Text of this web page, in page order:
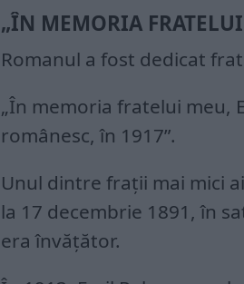
„ÎN MEMORIA
Romanul a fost dedicat
„În memoria fratelui meu,
românesc, în 1917”.
Unul dintre frații mai mici
la 17 decembrie 1891, în
era învățător.